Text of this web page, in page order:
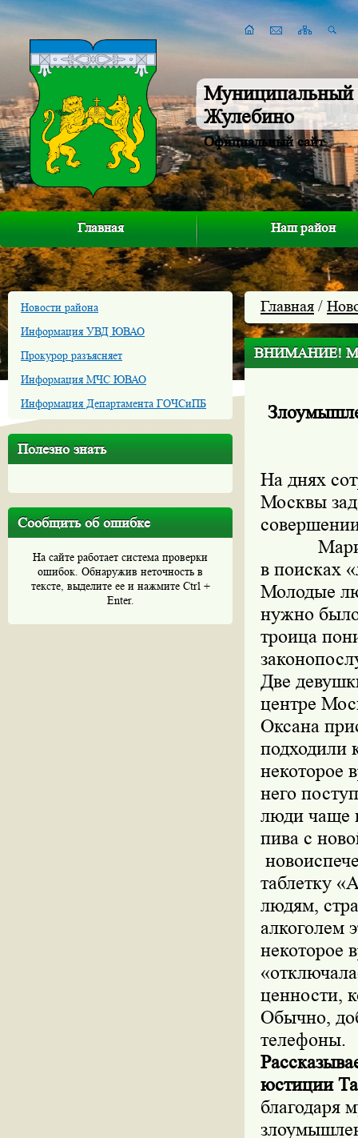
Муниципальный
Жулебино
Официальный сайт
Главная Наш район
Новости района
Информация УВД ЮВАО
Прокурор разъясняет
Информация МЧС ЮВАО
Информация Департамента ГОЧСиПБ
Полезно знать
Сообщить об ошибке
На сайте работает система проверки
ошибок. Обнаружив неточность в
тексте, выделите ее и нажмите Ctrl +
Enter.
Главная /
ВНИМАНИЕ!
На днях
Москвы
Марина
в поисках
Молодые
нужно было
троица
Две
центре
Оксана
подходили
некоторое
него
люди чаще
пива с
таблетку
людям,
алкоголем
некоторое
ценности,
Обычно,
телефоны.
юстиции
благодаря